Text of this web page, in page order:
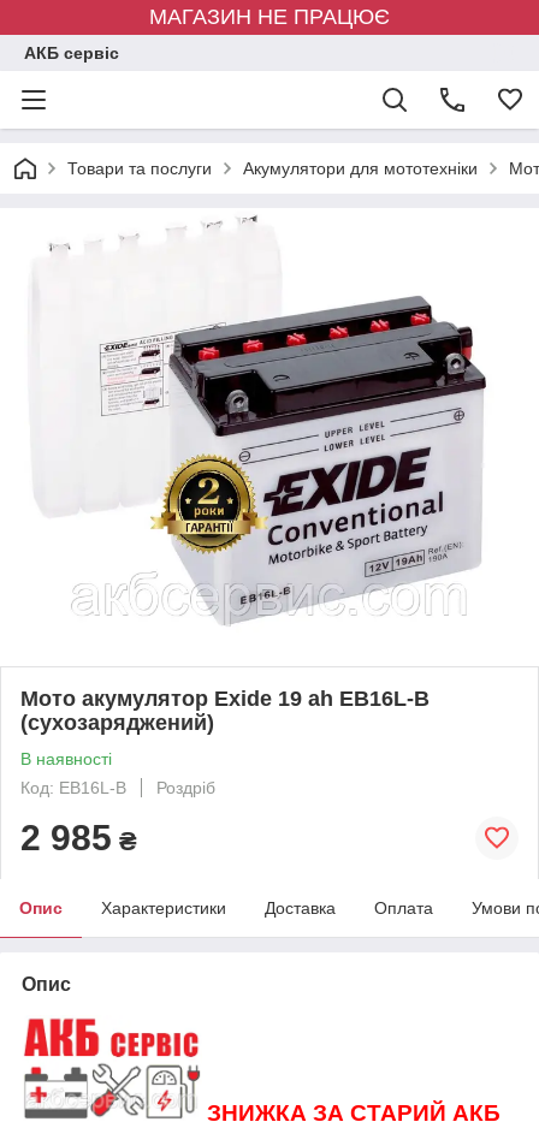
МАГАЗИН НЕ ПРАЦЮЄ
АКБ сервіс
Товари та послуги Акумулятори для мототехніки
Mото акумулятор Exide 19 ah EB16L-B
(сухозаряджений)
В наявності
Код: EB16L-B
Роздріб
2 985 ₴
Опис Характеристики Доставка Оплата Умови
Опис
ЗНИЖКА ЗА СТАРИЙ АКБ